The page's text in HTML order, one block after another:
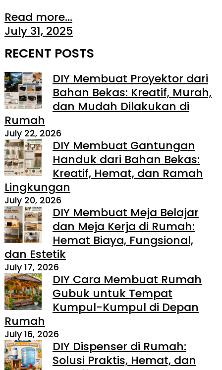
Read more...
July 31, 2025
RECENT POSTS
DIY Membuat Proyektor dari
Bahan Bekas: Kreatif, Murah,
dan Mudah Dilakukan di
Rumah
July 22, 2026
DIY Membuat Gantungan
Handuk dari Bahan Bekas:
Kreatif, Hemat, dan Ramah
Lingkungan
July 20, 2026
DIY Membuat Meja Belajar
dan Meja Kerja di Rumah:
Hemat Biaya, Fungsional,
dan Estetik
July 17, 2026
DIY Cara Membuat Rumah
Gubuk untuk Tempat
Kumpul-Kumpul di Depan
Rumah
July 16, 2026
DIY Dispenser di Rumah:
Solusi Praktis, Hemat, dan